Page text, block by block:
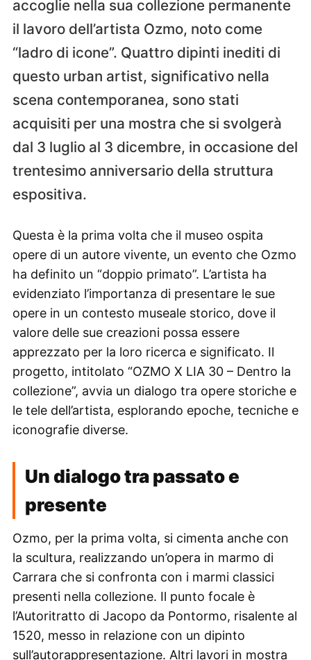
accoglie nella sua collezione permanente
il lavoro dell’artista Ozmo, noto come
“ladro di icone”. Quattro dipinti inediti di
questo urban artist, significativo nella
scena contemporanea, sono stati
acquisiti per una mostra che si svolgerà
dal 3 luglio al 3 dicembre, in occasione del
trentesimo anniversario della struttura
espositiva.
Questa è la prima volta che il museo ospita
opere di un autore vivente, un evento che Ozmo
ha definito un “doppio primato”. L’artista ha
evidenziato l’importanza di presentare le sue
opere in un contesto museale storico, dove il
valore delle sue creazioni possa essere
apprezzato per la loro ricerca e significato. Il
progetto, intitolato “OZMO X LIA 30 – Dentro la
collezione”, avvia un dialogo tra opere storiche e
le tele dell’artista, esplorando epoche, tecniche e
iconografie diverse.
Un dialogo tra passato e
presente
Ozmo, per la prima volta, si cimenta anche con
la scultura, realizzando un’opera in marmo di
Carrara che si confronta con i marmi classici
presenti nella collezione. Il punto focale è
l’Autoritratto di Jacopo da Pontormo, risalente al
1520, messo in relazione con un dipinto
sull’autorappresentazione. Altri lavori in mostra